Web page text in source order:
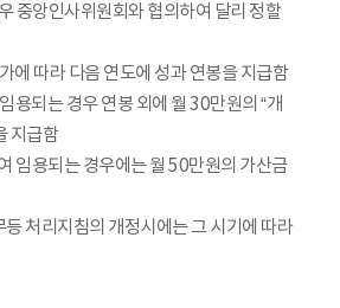
중앙인사위원회와 협의하여 달리 정할
에 따라 다음 연도에 성과 연봉을 지급함
용되는 경우 연봉 외에 월 30만원의 “개
지급함
임용되는 경우에는 월 50만원의 가산금
처리지침의 개정시에는 그 시기에 따라